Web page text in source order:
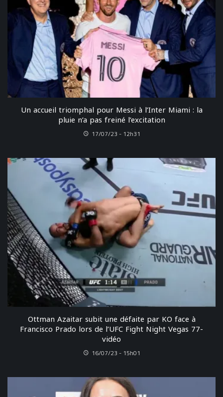
Un accueil triomphal pour Messi à l’Inter Miami : la
pluie n’a pas freiné l’excitation
17/07/23 - 12h31
Ottman Azaitar subit une défaite par KO face à
Francisco Prado lors de l’UFC Fight Night Vegas 77-
vidéo
16/07/23 - 15h01